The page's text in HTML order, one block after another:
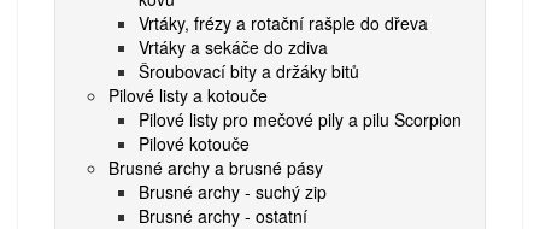
Vrtáky, frézy a rotační rašple do dřeva
Vrtáky a sekáče do zdiva
Šroubovací bity a držáky bitů
Pilové listy a kotouče
Pilové listy pro mečové pily a pilu Scorpion
Pilové kotouče
Brusné archy a brusné pásy
Brusné archy - suchý zip
Brusné archy - ostatní